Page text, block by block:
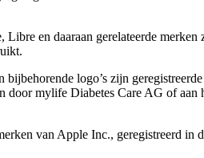
Libre en daaraan gerelateerde
logo’s zijn
door mylife Diabetes Care AG of aan
van Apple Inc., geregistreerd in